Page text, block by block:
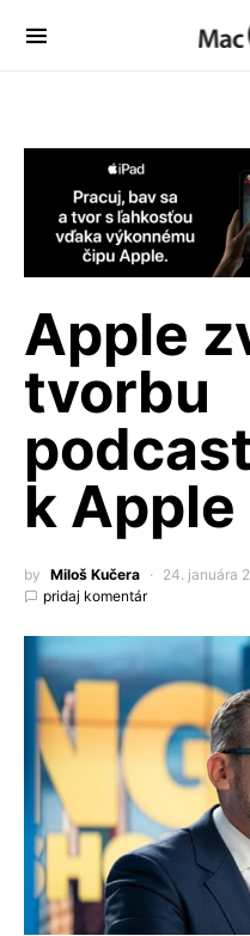
Apple
tvorbu
k Apple
by Miloš Kučera 24. januára
pridaj komentár